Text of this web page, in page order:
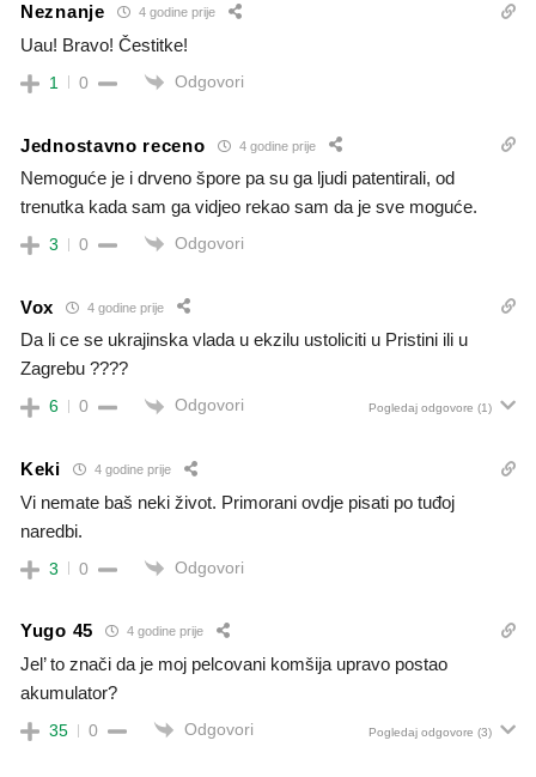
Neznanje 4 godine prije
Uau! Bravo! Čestitke!
1 0 Odgovori
Jednostavno receno 4 godine prije
Nemoguće je i drveno špore pa su ga ljudi patentirali, od
trenutka kada sam ga vidjeo rekao sam da je sve moguće.
3 0 Odgovori
Vox 4 godine prije
Da li ce se ukrajinska vlada u ekzilu ustoliciti u Pristini ili u
Zagrebu ????
6 0 Odgovori Pogledaj odgovore (1)
Keki 4 godine prije
Vi nemate baš neki život. Primorani ovdje pisati po tuđoj
naredbi.
3 0 Odgovori
Yugo 45 4 godine prije
Jel’ to znači da je moj pelcovani komšija upravo postao
akumulator?
35 0 Odgovori Pogledaj odgovore (3)